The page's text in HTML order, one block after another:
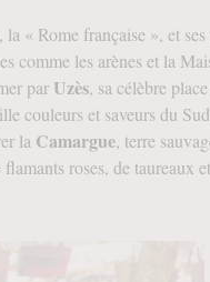
, la « Rome française », et
comme les arènes et la
par Uzès, sa célèbre
couleurs et saveurs du
la Camargue, terre
roses, de taureaux